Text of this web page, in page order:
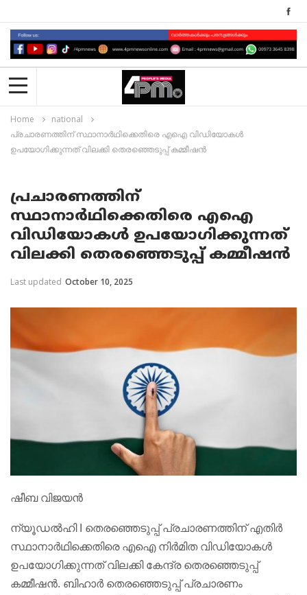
Home
national
പ്രചാരണത്തിന് സ്ഥാനാർഥിക്കെതിരെ എഐ വിഡിയോകൾ
ഉപയോഗിക്കുന്നത് വിലക്കി തെരഞ്ഞെടുപ്പ് കമ്മീഷൻ
പ്രചാരണത്തിന്
സ്ഥാനാർഥിക്കെതിരെ എഐ
വിഡിയോകൾ ഉപയോഗിക്കുന്നത്
വിലക്കി തെരഞ്ഞെടുപ്പ് കമ്മീഷൻ
Last updated October 10, 2025
ഷീബ വിജയൻ
ന്യൂഡൽഹി I തെരഞ്ഞെടുപ്പ് പ്രചാരണത്തിന് എതിർ
സ്ഥാനാർഥിക്കെതിരെ എഐ നിർമിത വിഡിയോകൾ
ഉപയോഗിക്കുന്നത് വിലക്കി കേന്ദ്ര തെരഞ്ഞെടുപ്പ്
കമ്മീഷൻ. ബിഹാർ തെരഞ്ഞെടുപ്പ് പ്രചാരണം